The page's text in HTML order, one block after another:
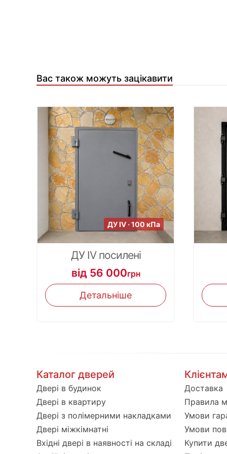
Вас також можуть зацікавити
ДУ IV · 100 кПа
ДУ IV посилені
від 56 000грн
Детальніше
Каталог дверей
Двері в будинок
Двері в квартиру
Двері з полімерними накладками
Двері міжкімнатні
Вхідні двері в наявності на складі
Доставка
Правила
Умови
Умови
Купити